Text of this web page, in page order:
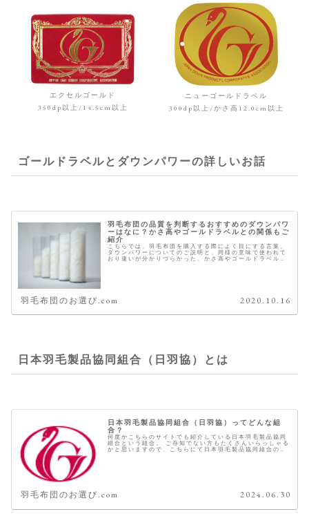
エクセルゴールド
350dp以上/14.5cm以上
ニューゴールドラベル
300dp以上/かさ高12.0cm以上
ゴールドラベルとダウンパワーの詳しいお話
羽毛布団の品質を判断するおすすめのダウンパワ
ーはなに？かさ高やゴールドラベルとの関係もご
紹介
こちらでは、羽毛布団を購入する際によく目にする言葉、
ダウンパワーについてのご説明と、同様の意味で使われて
おり違いが分かりづらかった、かさ高やゴールドラベルと
羽毛布団のお選び.com 2020.10.16
日本羽毛製品協同組合（日羽協）とは
日本羽毛製品協同組合（日羽協）ってどんな組
合？
何度かこちらのサイトでも紹介している日本羽毛製品協同
組合という組合。 ご存知でない方もたくさんいらっしゃる
かと思いますので、こちらにて日本羽毛製品協同組合のご
羽毛布団のお選び.com 2024.06.30